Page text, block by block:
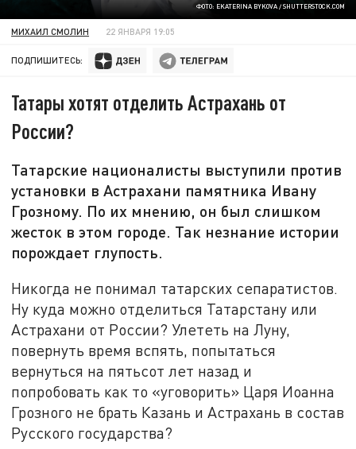
ФОТО: EKATERINA BYKOVA / SHUTTERSTOCK.COM
МИХАИЛ СМОЛИН 22 ЯНВАРЯ 19:05
ПОДПИШИТЕСЬ:
Татары хотят отделить Астрахань от
России?
Татарские националисты выступили против
установки в Астрахани памятника Ивану
Грозному. По их мнению, он был слишком
жесток в этом городе. Так незнание истории
порождает глупость.
Никогда не понимал татарских сепаратистов.
Ну куда можно отделиться Татарстану или
Астрахани от России? Улететь на Луну,
повернуть время вспять, попытаться
вернуться на пятьсот лет назад и
попробовать как то «уговорить» Царя Иоанна
Грозного не брать Казань и Астрахань в состав
Русского государства?